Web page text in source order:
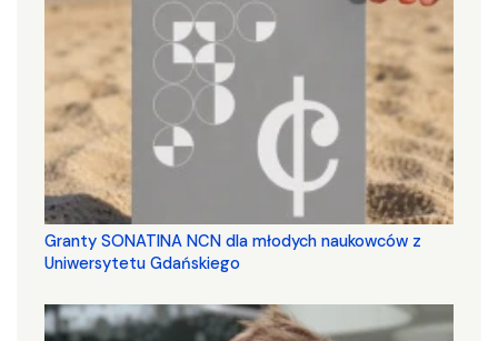
Granty SONATINA NCN dla młodych naukowców z
Uniwersytetu Gdańskiego